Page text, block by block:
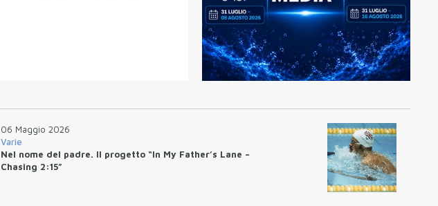
06 Maggio 2026
Varie
Nel nome del padre. Il progetto “In My Father’s Lane –
Chasing 2:15”